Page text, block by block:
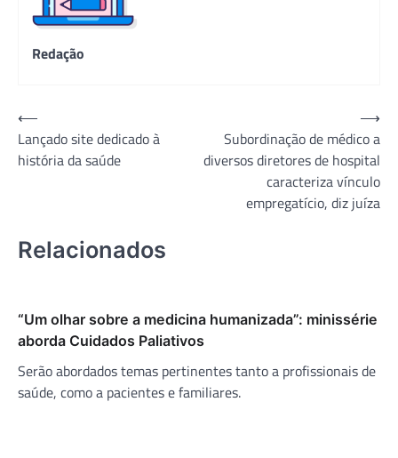
Redação
Navegação
de
Post
⟵
Lançado site dedicado à
história da saúde
Subordinação de médico a
diversos diretores de hospital
caracteriza vínculo
empregatício, diz juíza
⟶
Relacionados
“Um olhar sobre a medicina humanizada”: minissérie
aborda Cuidados Paliativos
Serão abordados temas pertinentes tanto a profissionais de
saúde, como a pacientes e familiares.